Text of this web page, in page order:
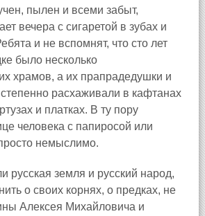
пылен и всеми забыт,
вечера с сигаретой в зубах и
и не вспомнят, что сто лет
было несколько
храмов, а их прапрадедушки и
расхаживали в кафтанах
и платках. В ту пору
человека с папиросой или
немыслимо.
русская земля и русский народ,
о своих корнях, о предках, не
Алексея Михайловича и